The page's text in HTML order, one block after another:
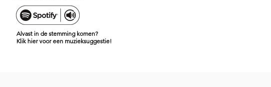
Alvast in de stemming komen?
Klik hier voor een muzieksuggestie!